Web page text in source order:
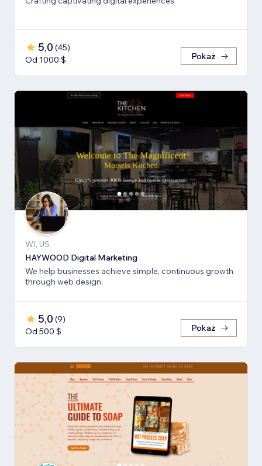
5,0 (45)
Od 1000 $
Pokaż
WI, US
HAYWOOD Digital Marketing
We help businesses achieve simple, continuous growth
through web design.
5,0 (9)
Od 500 $
Pokaż